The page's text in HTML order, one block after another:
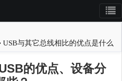
USB与其它总线相比的优点是什么
的优点、设备分